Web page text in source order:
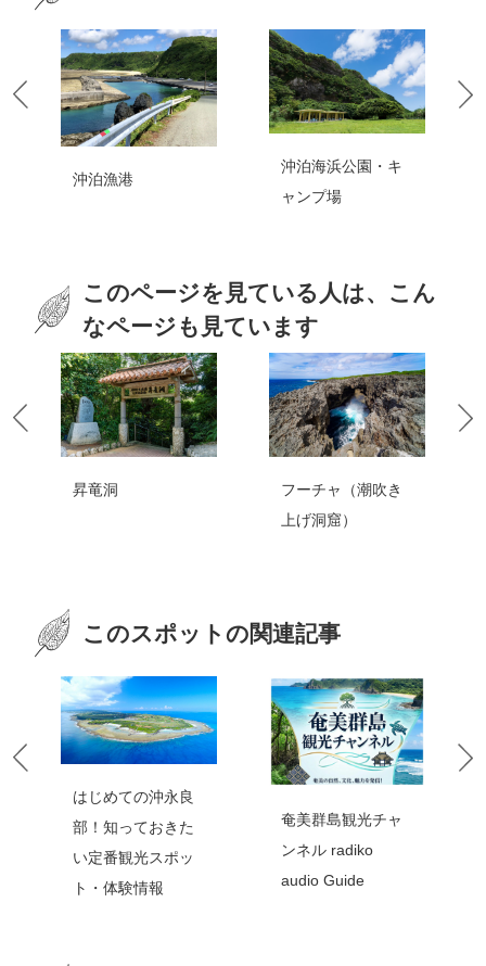
世之主神社（世之
主誕生の地）
このページを見ている人は、こん
なページも見ています
フーチャ（潮吹き
このスポットの関連記事
奄美群島観光チャ
ンネル radiko
audio Guide
沖永良部でキャン
プを楽しむ！